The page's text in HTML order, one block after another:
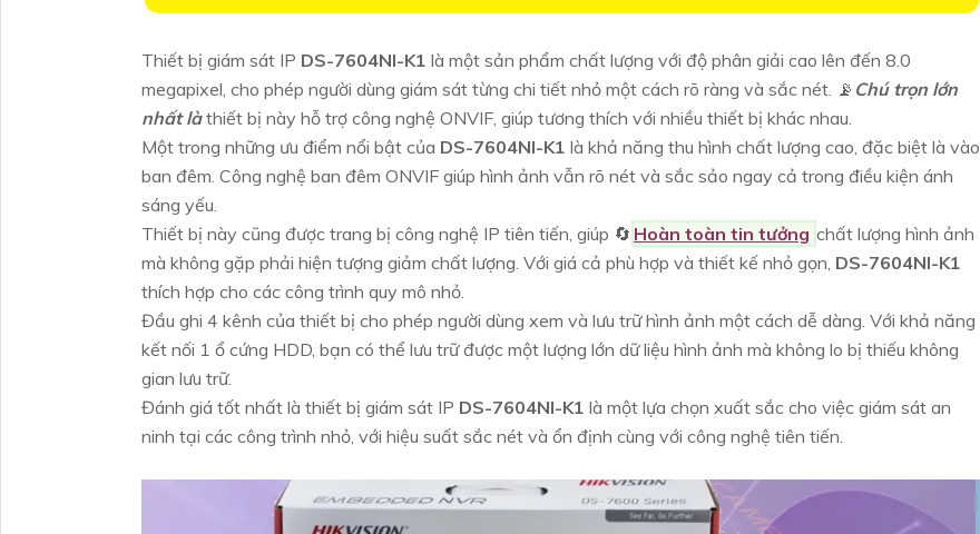
Thiết bị giám sát IP DS-7604NI-K1 là một sản phẩm chất lượng với độ phân giải cao lên đến 8.0
megapixel, cho phép người dùng giám sát từng chi tiết nhỏ một cách rõ ràng và sắc nét. 📡 Chú trọn lớn
nhất làthiết bị này hỗ trợ công nghệ ONVIF, giúp tương thích với nhiều thiết bị khác nhau.
Một trong những ưu điểm nổi bật của DS-7604NI-K1 là khả năng thu hình chất lượng cao, đặc biệt là vào
ban đêm. Công nghệ ban đêm ONVIF giúp hình ảnh vẫn rõ nét và sắc sảo ngay cả trong điều kiện ánh
sáng yếu.
Thiết bị này cũng được trang bị công nghệ IP tiên tiến, giúp 🔄 Hoàn toàn tin tưởng chất lượng hình ảnh
mà không gặp phải hiện tượng giảm chất lượng. Với giá cả phù hợp và thiết kế nhỏ gọn, DS-7604NI-K1
thích hợp cho các công trình quy mô nhỏ.
Đầu ghi 4 kênh của thiết bị cho phép người dùng xem và lưu trữ hình ảnh một cách dễ dàng. Với khả năng
kết nối 1 ổ cứng HDD, bạn có thể lưu trữ được một lượng lớn dữ liệu hình ảnh mà không lo bị thiếu không
gian lưu trữ.
Đánh giá tốt nhất là thiết bị giám sát IP DS-7604NI-K1 là một lựa chọn xuất sắc cho việc giám sát an
ninh tại các công trình nhỏ, với hiệu suất sắc nét và ổn định cùng với công nghệ tiên tiến.